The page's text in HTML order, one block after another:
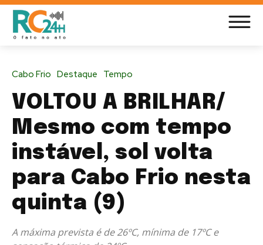
Cabo Frio Destaque Tempo
VOLTOU A BRILHAR/
Mesmo com tempo
instável, sol volta
para Cabo Frio nesta
quinta (9)
A máxima prevista é de 26ºC, mínima de 17ºC e